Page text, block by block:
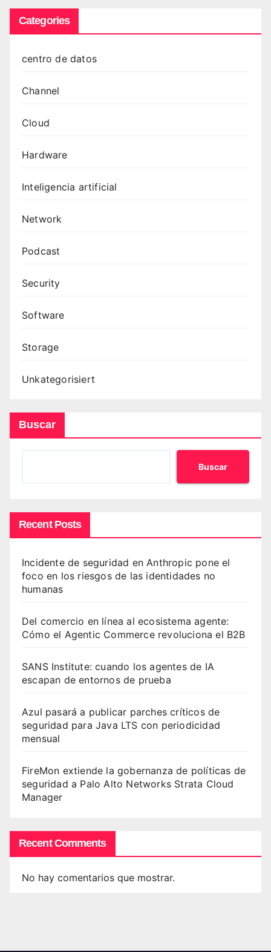
Categories
centro de datos
Channel
Cloud
Hardware
Inteligencia artificial
Network
Podcast
Security
Software
Storage
Unkategorisiert
Buscar
Buscar
Recent Posts
Incidente de seguridad en Anthropic pone el
foco en los riesgos de las identidades no
humanas
Del comercio en línea al ecosistema agente:
Cómo el Agentic Commerce revoluciona el B2B
SANS Institute: cuando los agentes de IA
escapan de entornos de prueba
Azul pasará a publicar parches críticos de
seguridad para Java LTS con periodicidad
mensual
FireMon extiende la gobernanza de políticas de
seguridad a Palo Alto Networks Strata Cloud
Manager
Recent Comments
No hay comentarios que mostrar.